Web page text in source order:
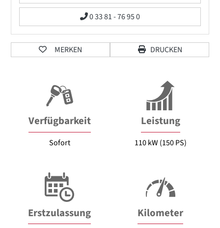
0 33 81 - 76 95 0
MERKEN DRUCKEN
Verfügbarkeit
Sofort
Leistung
110 kW (150 PS)
Erstzulassung Kilometer